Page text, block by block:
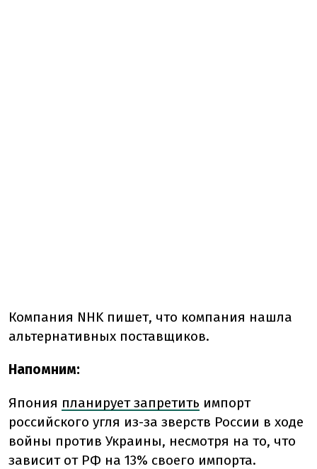
Компания NHK пишет, что компания нашла
альтернативных поставщиков.
Напомним:
Япония планирует запретить импорт
российского угля из-за зверств России в ходе
войны против Украины, несмотря на то, что
зависит от РФ на 13% своего импорта.